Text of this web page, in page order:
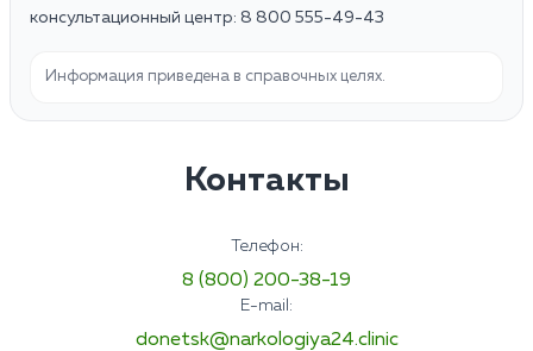
консультационный центр: 8 800 555-49-43
Информация приведена в справочных целях.
Контакты
Телефон:
8 (800) 200-38-19
E-mail:
donetsk@narkologiya24.clinic